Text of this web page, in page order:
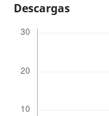
Descargas